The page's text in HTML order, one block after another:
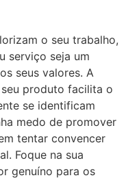
o seu trabalho,
serviço seja um
seus valores. A
produto facilita o
se identificam
medo de promover
tentar convencer
Foque na sua
genuíno para os